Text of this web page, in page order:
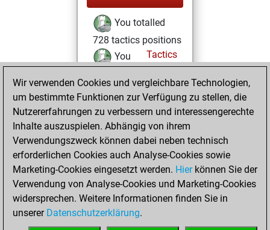
You totalled
728 tactics positions
Tactics
You
positions
You achieved
an Elo of 2297 in
tactics positions
Samstag,
Dezember 14,
2024
You created
Wir verwenden Cookies und vergleichbare Technologien,
um bestimmte Funktionen zur Verfügung zu stellen, die
Nutzererfahrungen zu verbessern und interessengerechte
Inhalte auszuspielen. Abhängig von ihrem
Verwendungszweck können dabei neben technisch
erforderlichen Cookies auch Analyse-Cookies sowie
Marketing-Cookies eingesetzt werden. Hierkönnen Sie der
Verwendung von Analyse-Cookies und Marketing-Cookies
widersprechen. Weitere Informationen finden Sie in
unserer Datenschutzerklärung.